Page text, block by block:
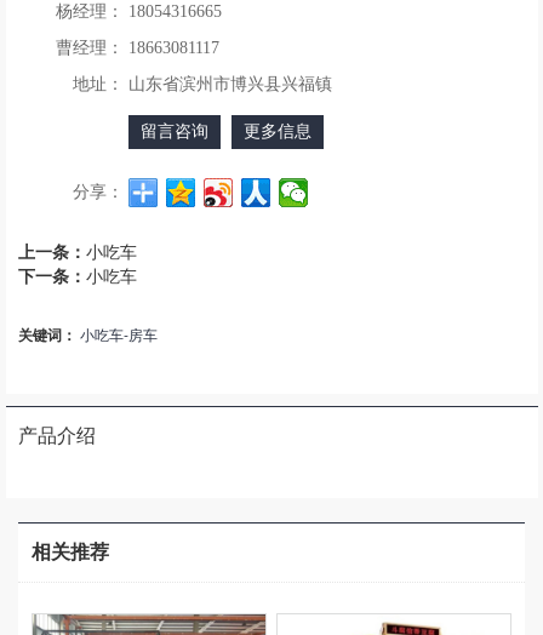
杨经理：
18054316665
曹经理：
18663081117
地址：
山东省滨州市博兴县兴福镇
留言咨询 更多信息
分享：
上一条：小吃车
下一条：小吃车
关键词：小吃车-房车
产品介绍
相关推荐